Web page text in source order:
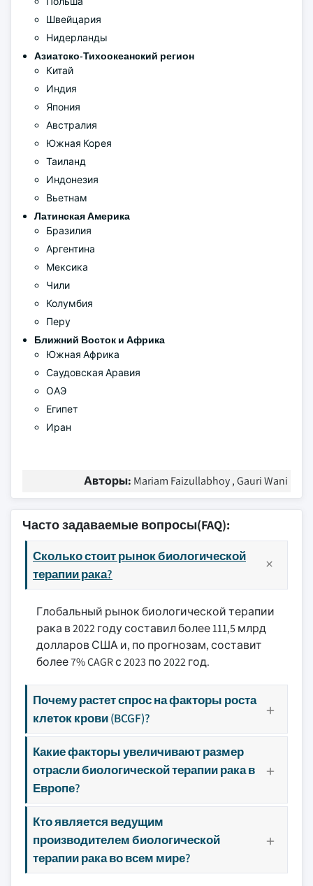
Швейцария
Нидерланды
Азиатско-Тихоокеанский регион
Китай
Индия
Япония
Австралия
Южная Корея
Таиланд
Индонезия
Вьетнам
Латинская Америка
Бразилия
Аргентина
Мексика
Чили
Колумбия
Перу
Ближний Восток и Африка
Южная Африка
Саудовская Аравия
ОАЭ
Египет
Иран
Авторы: Mariam Faizullabhoy , Gauri Wani
Часто задаваемые вопросы(FAQ):
Сколько стоит рынок биологической
терапии рака?
Глобальный рынок биологической терапии
рака в 2022 году составил более 111,5 млрд
долларов США и, по прогнозам, составит
более 7% CAGR с 2023 по 2022 год.
Почему растет спрос на факторы роста
клеток крови (BCGF)?
Какие факторы увеличивают размер
отрасли биологической терапии рака в
Европе?
Кто является ведущим
производителем биологической
терапии рака во всем мире?